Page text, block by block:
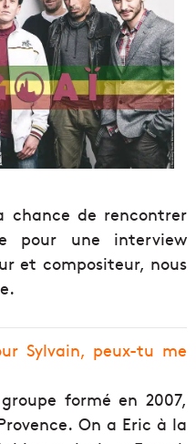
chance de rencontrer
pour une interview
et compositeur, nous
Sylvain, peux-tu me
formé en 2007,
On a Eric à la